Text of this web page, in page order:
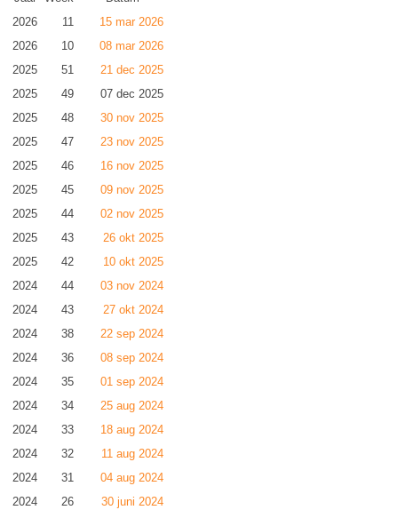
2026
11
15 mar 2026
2026
10
08 mar 2026
2025
51
21 dec 2025
2025
49
07 dec 2025
2025
48
30 nov 2025
2025
47
23 nov 2025
2025
46
16 nov 2025
2025
45
09 nov 2025
2025
44
02 nov 2025
2025
43
26 okt 2025
2025
42
10 okt 2025
2024
44
03 nov 2024
2024
43
27 okt 2024
2024
38
22 sep 2024
2024
36
08 sep 2024
2024
35
01 sep 2024
2024
34
25 aug 2024
2024
33
18 aug 2024
2024
32
11 aug 2024
2024
31
04 aug 2024
2024
26
30 juni 2024